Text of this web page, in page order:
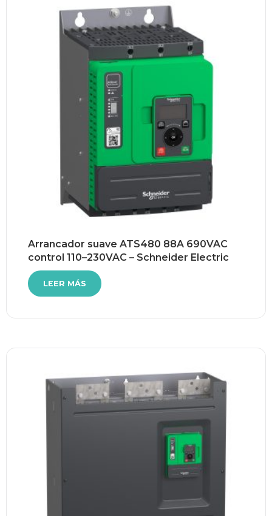
Arrancador suave ATS480 88A 690VAC
control 110–230VAC – Schneider Electric
LEER MÁS